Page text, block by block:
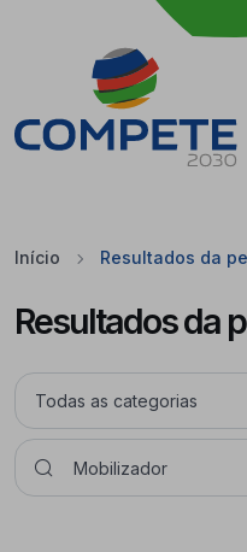
Saltar para o conteúdo
Início Resultados da
Resultados da